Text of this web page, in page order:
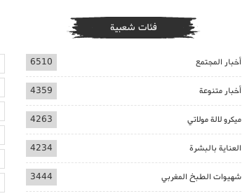
فئات شعبية
أخبار المجتمع 6510
أخبار متنوعة 4359
ميكرو لالة مولاتي 4263
العناية بالبشرة 4234
شهيوات الطبخ المغربي 3444